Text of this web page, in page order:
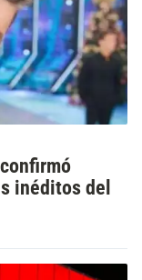
inéditos del